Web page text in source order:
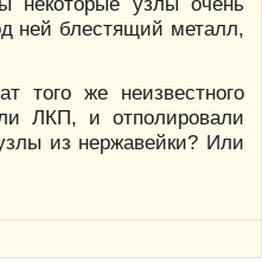
ней блестящий металл,
того же неизвестного
ЛКП, и отполировали
из нержавейки? Или